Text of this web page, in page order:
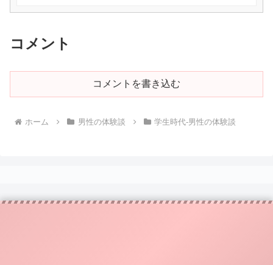
コメント
コメントを書き込む
ホーム 男性の体験談 学生時代-男性の体験談